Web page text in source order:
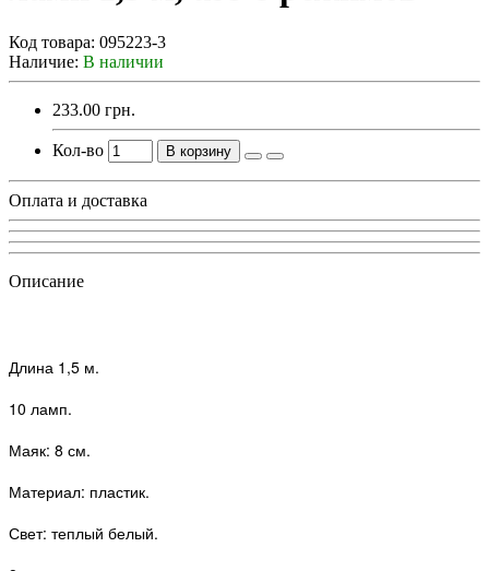
Код товара: 095223-3
Наличие: В наличии
233.00 грн.
Кол-во В корзину
Оплата и доставка
Описание
Длина 1,5 м.
10 ламп.
Маяк: 8 см.
Материал: пластик.
Свет: теплый белый.